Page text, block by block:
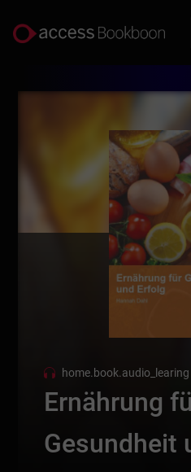
home.book.audio_learing
Ernährung
Gesundheit